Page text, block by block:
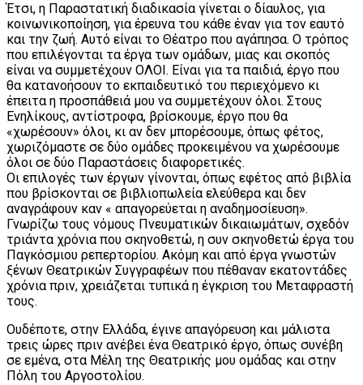
Έτσι, η Παραστατική διαδικασία γίνεται ο δίαυλος, για
κοινωνικοποίηση, για έρευνα του κάθε έναν για τον εαυτό
και την ζωή. Αυτό είναι το Θέατρο που αγάπησα. Ο τρόπος
που επιλέγονται τα έργα των ομάδων, μιας και σκοπός
είναι να συμμετέχουν ΟΛΟΙ. Είναι για τα παιδιά, έργο που
θα κατανοήσουν το εκπαιδευτικό του περιεχόμενο κι
έπειτα η προσπάθειά μου να συμμετέχουν όλοι. Στους
Ενηλίκους, αντίστροφα, βρίσκουμε, έργο που θα
«χωρέσουν» όλοι, κι αν δεν μπορέσουμε, όπως φέτος,
χωριζόμαστε σε δύο ομάδες προκειμένου να χωρέσουμε
όλοι σε δύο Παραστάσεις διαφορετικές.
Οι επιλογές των έργων γίνονται, όπως εφέτος από βιβλία
που βρίσκονται σε βιβλιοπωλεία ελεύθερα και δεν
αναγράφουν καν « απαγορεύεται η αναδημοσίευση».
Γνωρίζω τους νόμους Πνευματικών δικαιωμάτων, σχεδόν
τριάντα χρόνια που σκηνοθετώ, η συν σκηνοθετώ έργα του
Παγκόσμιου ρεπερτορίου. Ακόμη και από έργα γνωστών
ξένων Θεατρικών Συγγραφέων που πέθαναν εκατοντάδες
χρόνια πριν, χρειάζεται τυπικά η έγκριση του Μεταφραστή
τους.
Ουδέποτε, στην Ελλάδα, έγινε απαγόρευση και μάλιστα
τρεις ώρες πριν ανέβει ένα Θεατρικό έργο, όπως συνέβη
σε εμένα, στα Μέλη της Θεατρικής μου ομάδας και στην
Πόλη του Αργοστολίου.